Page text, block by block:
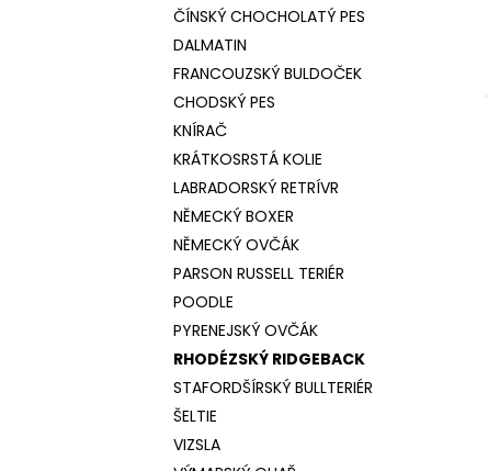
ČÍNSKÝ CHOCHOLATÝ PES
DALMATIN
FRANCOUZSKÝ BULDOČEK
CHODSKÝ PES
KNÍRAČ
KRÁTKOSRSTÁ KOLIE
LABRADORSKÝ RETRÍVR
NĚMECKÝ BOXER
NĚMECKÝ OVČÁK
PARSON RUSSELL TERIÉR
POODLE
PYRENEJSKÝ OVČÁK
RHODÉZSKÝ RIDGEBACK
STAFORDŠÍRSKÝ BULLTERIÉR
ŠELTIE
VIZSLA